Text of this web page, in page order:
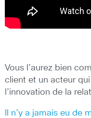
Vous l’aurez bien
client et un acteur
l’innovation de la
Il n’y a jamais eu